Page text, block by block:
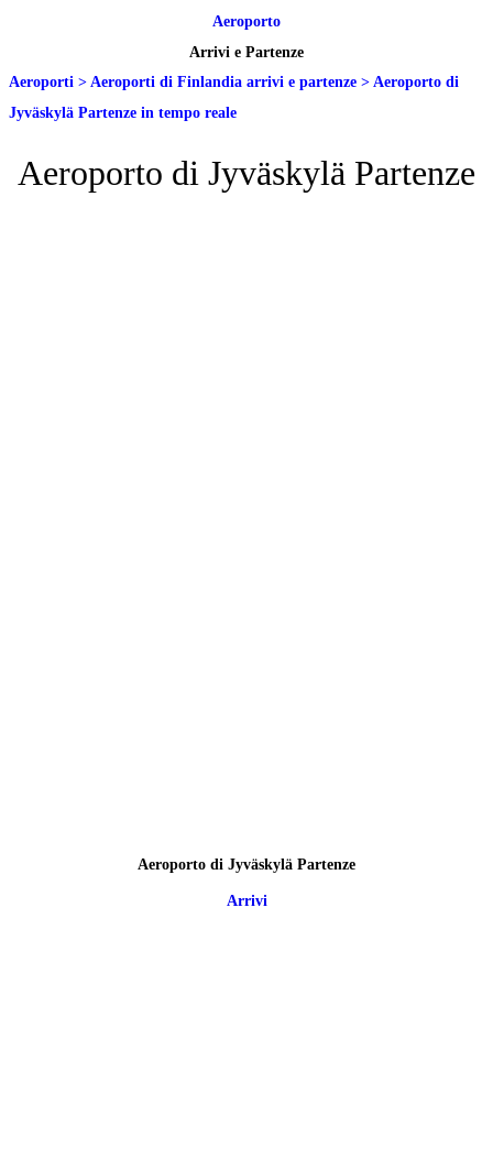
Aeroporto
Arrivi e Partenze
Aeroporti > Aeroporti di Finlandia arrivi e partenze > Aeroporto di
Jyväskylä Partenze in tempo reale
Aeroporto di Jyväskylä Partenze
Aeroporto di Jyväskylä Partenze
Arrivi